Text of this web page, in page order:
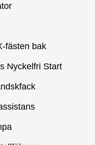
fästen bak
Nyckelfri Start